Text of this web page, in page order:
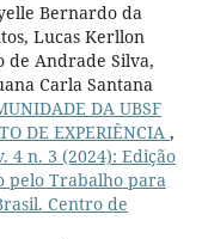
Bernardo da
Lucas Kerllon
de Andrade Silva,
Carla Santana
DA UBSF
DE EXPERIÊNCIA ,
4 n. 3 (2024): Edição
pelo Trabalho para
Centro de